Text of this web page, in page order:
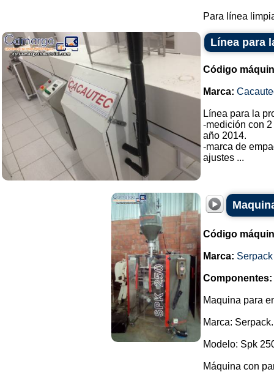
Para línea
Línea para
Código
Marca:
Línea para la
-medición con
año 2014.
-marca de
ajustes ...
Código
Marca: Serpack
Componentes:
Maquina para
Marca: Serpack.
Modelo: Spk
Máquina con